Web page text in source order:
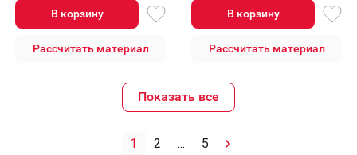
В корзину
Рассчитать материал
В корзину
Рассчитать материал
Показать все
1 2 ... 5